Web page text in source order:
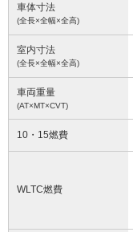
車体寸法
(全長×全幅×全高)
室内寸法
(全長×全幅×全高)
車両重量
(AT×MT×CVT)
10・15燃費
WLTC燃費